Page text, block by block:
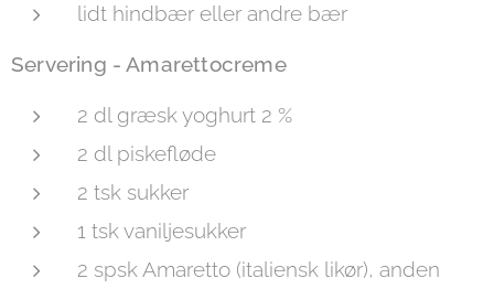
lidt hindbær eller andre bær
Servering - Amarettocreme
2 dl græsk yoghurt 2 %
2 dl piskefløde
2 tsk sukker
1 tsk vaniljesukker
2 spsk Amaretto (italiensk likør), anden